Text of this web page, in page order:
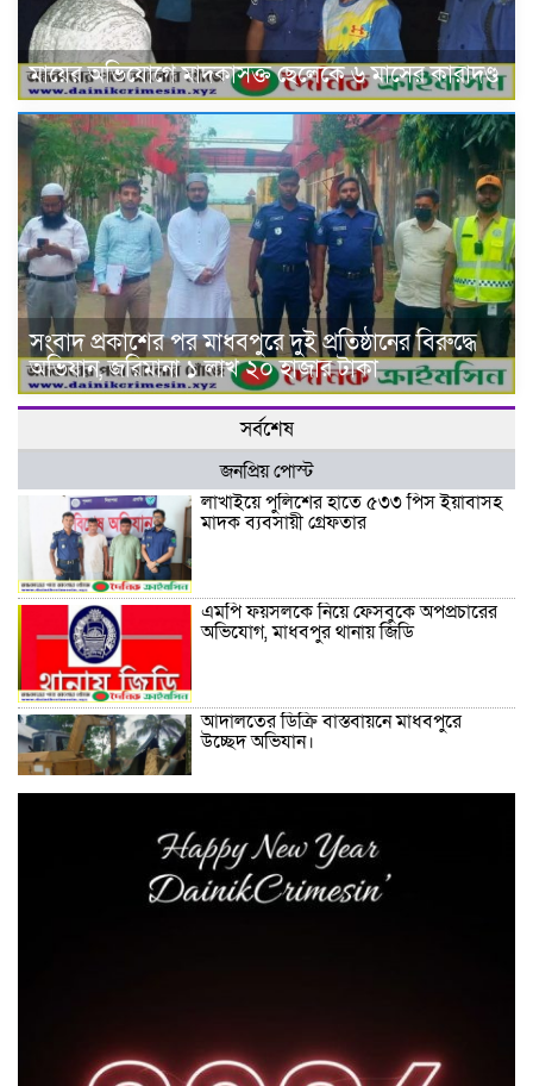
মায়ের অভিযোগে মাদকাসক্ত ছেলেকে ৬ মাসের কারাদণ্ড
সংবাদ প্রকাশের পর মাধবপুরে দুই প্রতিষ্ঠানের বিরুদ্ধে
অভিযান, জরিমানা ১ লাখ ২০ হাজার টাকা
সর্বশেষ
জনপ্রিয় পোস্ট
লাখাইয়ে পুলিশের হাতে ৫৩৩ পিস ইয়াবাসহ
মাদক ব্যবসায়ী গ্রেফতার
এমপি ফয়সলকে নিয়ে ফেসবুকে অপপ্রচারের
অভিযোগ, মাধবপুর থানায় জিডি
আদালতের ডিক্রি বাস্তবায়নে মাধবপুরে
উচ্ছেদ অভিযান।
লাখাইয়ে হিন্দু বৌদ্ধ খ্রিষ্টান কল্যান ফ্রন্টের
আহবায়ক কমিটি গঠন।। জুলাই শহীদদের
আত্মার শান্তি কামনা মন্দিরে প্রার্থনা।
লাখাইয়ে নানা আয়োজনে ‘জুলাই গণঅভ্যুত্থান
দিবস-২০২৬ পালিত